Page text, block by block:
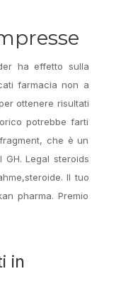
ha effetto sulla
farmacia non a
ottenere risultati
potrebbe farti
che è un
Legal steroids
Il tuo
pharma. Premio
in